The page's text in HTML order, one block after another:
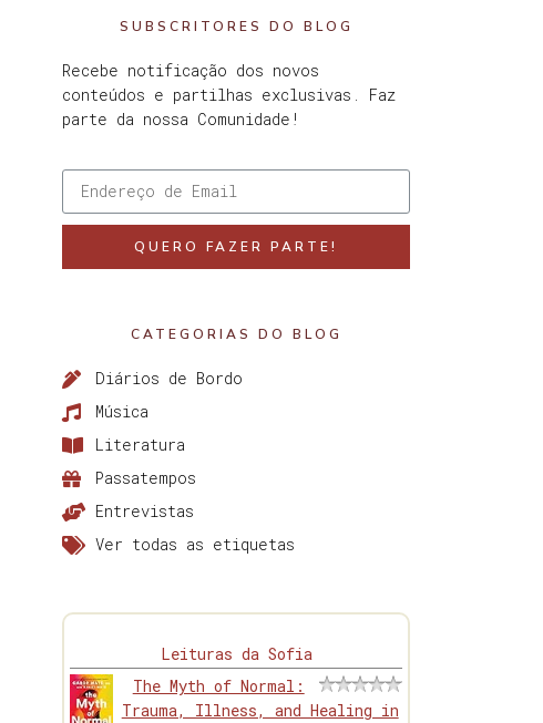
SUBSCRITORES DO BLOG
Recebe notificação dos novos
conteúdos e partilhas exclusivas. Faz
parte da nossa Comunidade!
QUERO FAZER PARTE!
CATEGORIAS DO BLOG
Diários de Bordo
Música
Literatura
Passatempos
Entrevistas
Ver todas as etiquetas
Leituras da Sofia
The Myth of Normal:
Trauma, Illness, and Healing in